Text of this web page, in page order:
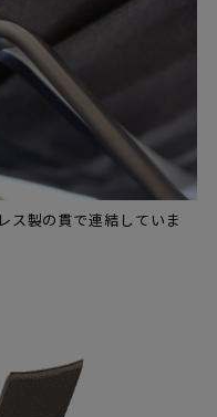
ス製の貫で連結していま